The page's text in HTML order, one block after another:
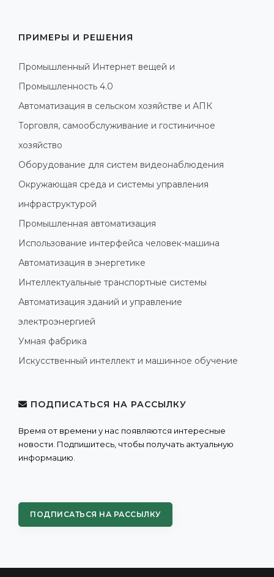
ПРИМЕРЫ И РЕШЕНИЯ
Промышленный Интернет вещей и
Промышленность 4.0
Автоматизация в сельском хозяйстве и АПК
Торговля, самообслуживание и гостиничное
хозяйство
Оборудование для систем видеонаблюдения
Окружающая среда и системы управления
инфраструктурой
Промышленная автоматизация
Использование интерфейса человек-машина
Автоматизация в энергетике
Интеллектуальные транспортные системы
Автоматизация зданий и управление
электроэнергией
Умная фабрика
Искусственный интеллект и машинное обучение
ПОДПИСАТЬСЯ НА РАССЫЛКУ
Время от времени у нас появляются интересные
новости. Подпишитесь, чтобы получать актуальную
информацию.
ПОДПИСАТЬСЯ НА РАССЫЛКУ